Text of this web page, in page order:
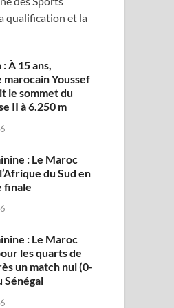
qualification et la
À 15 ans,
marocain Youssef
le sommet du
II à 6.250 m
: Le Maroc
du Sud en
finale
: Le Maroc
les quarts de
un match nul (0-
Sénégal